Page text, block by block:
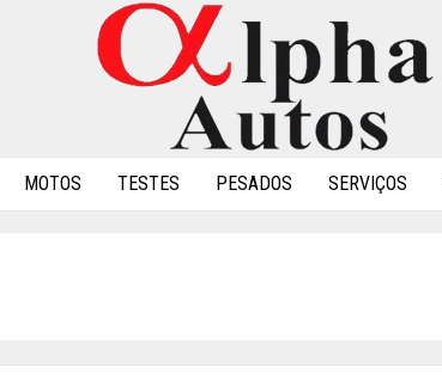
MOTOS TESTES PESADOS SERVIÇOS